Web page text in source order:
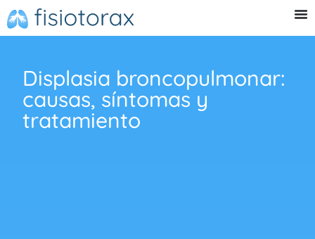
Displasia broncopulmonar:
causas, síntomas y
tratamiento